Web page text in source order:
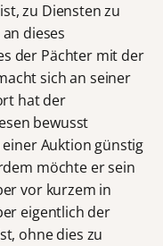
zu Diensten zu
dieses
der Pächter mit der
sich an seiner
hat der
bewusst
Auktion günstig
möchte er sein
vor kurzem in
eigentlich der
ohne dies zu